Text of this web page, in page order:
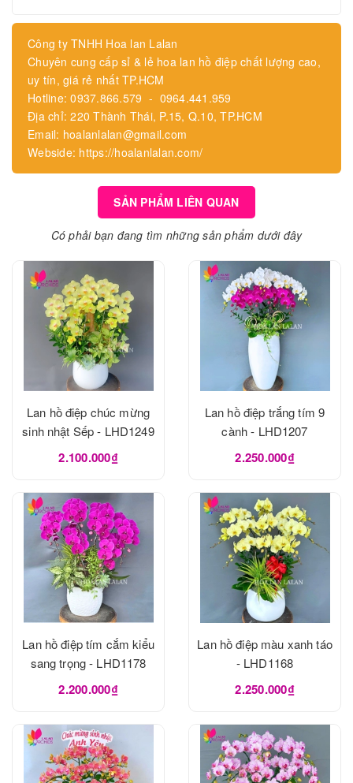
Công ty TNHH Hoa lan Lalan
Chuyên cung cấp sỉ & lẻ hoa lan hồ điệp chất lượng cao,
uy tín, giá rẻ nhất TP.HCM
Hotline: 0937.866.579 - 0964.441.959
Địa chỉ: 220 Thành Thái, P.15, Q.10, TP.HCM
Email: hoalanlalan@gmail.com
Webside: https://hoalanlalan.com/
SẢN PHẨM LIÊN QUAN
Có phải bạn đang tìm những sản phẩm dưới đây
Lan hồ điệp chúc mừng
sinh nhật Sếp - LHD1249
2.100.000₫
Lan hồ điệp trắng tím 9
cành - LHD1207
2.250.000₫
Lan hồ điệp tím cắm kiểu
sang trọng - LHD1178
2.200.000₫
Lan hồ điệp màu xanh táo
- LHD1168
2.250.000₫